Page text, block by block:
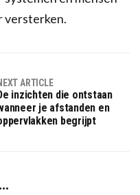
versterken.
ARTICLE
inzichten die ontstaan
je afstanden en
begrijpt